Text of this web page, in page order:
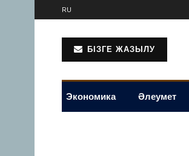
RU
БІЗГЕ ЖАЗЫЛУ
Экономика Әлеумет